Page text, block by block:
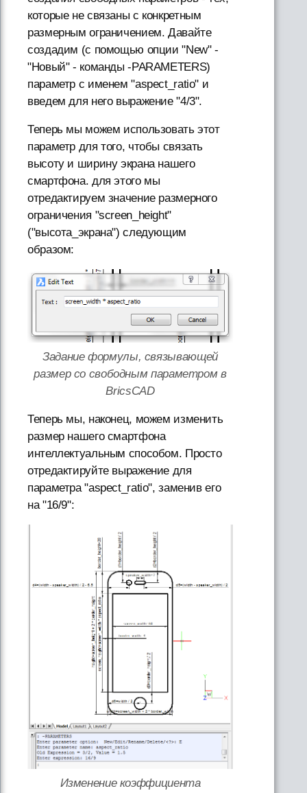
которые не связаны с конкретным
размерным ограничением. Давайте
создадим (с помощью опции "New" -
"Новый" - команды -PARAMETERS)
параметр с именем "aspect_ratio" и
введем для него выражение "4/3".
Теперь мы можем использовать этот
параметр для того, чтобы связать
высоту и ширину экрана нашего
смартфона. для этого мы
отредактируем значение размерного
ограничения "screen_height"
("высота_экрана") следующим
образом:
Задание формулы, связывающей
размер со свободным параметром в
BricsCAD
Теперь мы, наконец, можем изменить
размер нашего смартфона
интеллектуальным способом. Просто
отредактируйте выражение для
параметра "aspect_ratio", заменив его
на "16/9":
Изменение коэффициента